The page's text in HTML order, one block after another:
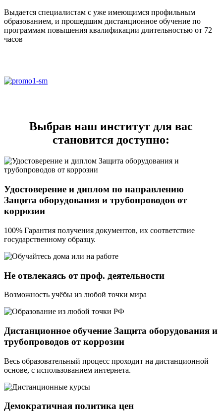
Выдается специалистам с уже имеющимся профильным
образованием, и прошедшим дистанционное обучение по
программам повышения квалификации длительностью от 72
часов
Выбрав наш институт для вас
становится доступно:
Удостоверение и диплом по направлению
Защита оборудования и трубопроводов от
коррозии
100% Гарантия получения документов, их соответствие
государственному образцу.
Не отвлекаясь от проф. деятельности
Возможность учёбы из любой точки мира
Дистанционное обучение Защита оборудования и
трубопроводов от коррозии
Весь образовательный процесс проходит на дистанционной
основе, с использованием интернета.
Демократичная политика цен